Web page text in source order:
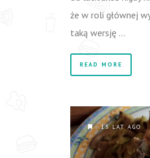
że w roli głównej
taką wersję …
READ MORE
13 LAT AGO